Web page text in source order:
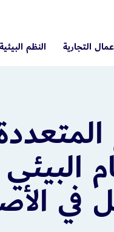
التجارية النظم البيئية
في